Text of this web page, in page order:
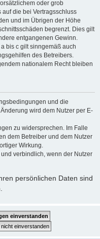
oder grob
die bei Vertragsschluss
und im Übrigen der Höhe
begrenzt. Dies gilt
entgangenen Gewinn.
bis c gilt sinngemäß auch
des Betreibers.
nationalem Recht bleiben
und die
wird dem Nutzer per E-
zu widersprechen. Im Falle
dem Betreiber und dem Nutzer
Wirkung.
verbindlich, wenn der Nutzer
persönlichen Daten sind